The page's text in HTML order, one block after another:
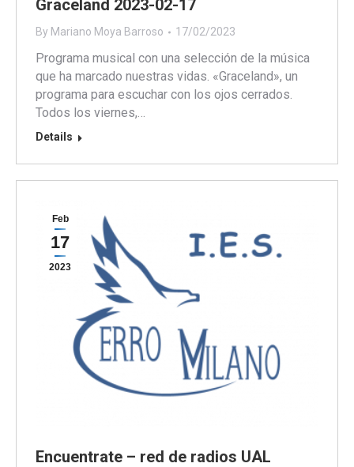
Graceland 2023-02-17
By Mariano Moya Barroso 17/02/2023
Programa musical con una selección de la música
que ha marcado nuestras vidas. «Graceland», un
programa para escuchar con los ojos cerrados.
Todos los viernes,…
Details
Feb
17
2023
Encuentrate – red de radios UAL